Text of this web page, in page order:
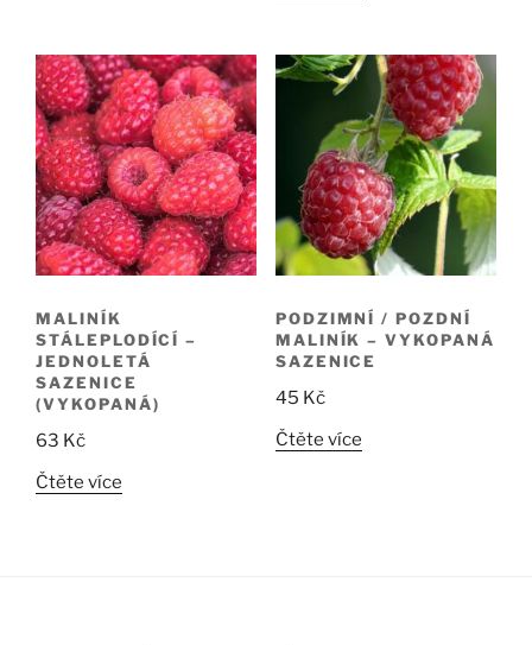
MALINÍK
STÁLEPLODÍCÍ –
JEDNOLETÁ
SAZENICE
(VYKOPANÁ)
63 Kč
Čtěte více
PODZIMNÍ / POZDNÍ
MALINÍK – VYKOPANÁ
SAZENICE
45 Kč
Čtěte více